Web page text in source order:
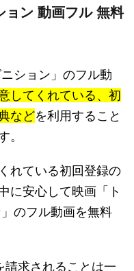
ョン 動画フル 無料
ション」のフル動
してくれている、初
などを利用すること
。
れている初回登録の
に安心して映画「ト
のフル動画を無料
請求されることは一